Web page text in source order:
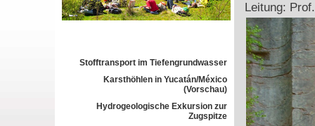
Stofftransport im Tiefengrundwasser
Karsthöhlen in Yucatán/México
(Vorschau)
Hydrogeologische Exkursion zur
Zugspitze
Leitung: